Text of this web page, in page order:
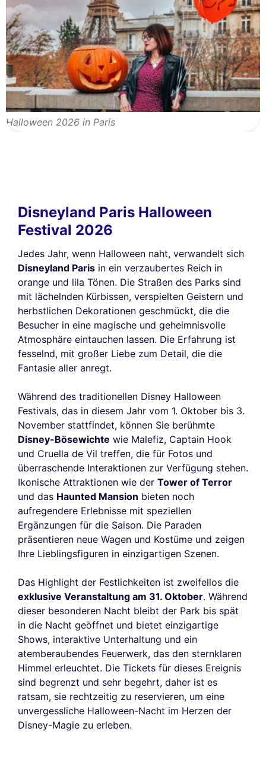
Halloween 2026 in Paris
Disneyland Paris Halloween
Festival 2026
Jedes Jahr, wenn Halloween naht, verwandelt sich
Disneyland Paris in ein verzaubertes Reich in
orange und lila Tönen. Die Straßen des Parks sind
mit lächelnden Kürbissen, verspielten Geistern und
herbstlichen Dekorationen geschmückt, die die
Besucher in eine magische und geheimnisvolle
Atmosphäre eintauchen lassen. Die Erfahrung ist
fesselnd, mit großer Liebe zum Detail, die die
Fantasie aller anregt.
Während des traditionellen Disney Halloween
Festivals, das in diesem Jahr vom 1. Oktober bis 3.
November stattfindet, können Sie berühmte
Disney-Bösewichte wie Malefiz, Captain Hook
und Cruella de Vil treffen, die für Fotos und
überraschende Interaktionen zur Verfügung stehen.
Ikonische Attraktionen wie der Tower of Terror
und das Haunted Mansion bieten noch
aufregendere Erlebnisse mit speziellen
Ergänzungen für die Saison. Die Paraden
präsentieren neue Wagen und Kostüme und zeigen
Ihre Lieblingsfiguren in einzigartigen Szenen.
Das Highlight der Festlichkeiten ist zweifellos die
exklusive Veranstaltung am 31. Oktober. Während
dieser besonderen Nacht bleibt der Park bis spät
in die Nacht geöffnet und bietet einzigartige
Shows, interaktive Unterhaltung und ein
atemberaubendes Feuerwerk, das den sternklaren
Himmel erleuchtet. Die Tickets für dieses Ereignis
sind begrenzt und sehr begehrt, daher ist es
ratsam, sie rechtzeitig zu reservieren, um eine
unvergessliche Halloween-Nacht im Herzen der
Disney-Magie zu erleben.